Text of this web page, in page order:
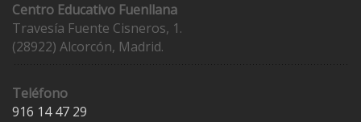
Centro Educativo Fuenllana
Travesía Fuente Cisneros, 1.
(28922) Alcorcón, Madrid.
Teléfono
916 14 47 29